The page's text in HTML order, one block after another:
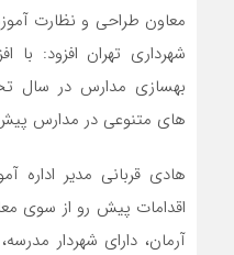
معاون طراحی و نظارت
شهرداری تهران افزود: با
بهسازی مدارس در سال
های متنوعی در مدارس
هادی قربانی مدیر
اقدامات پیش رو از سوی
آرمان، دارای شهردار